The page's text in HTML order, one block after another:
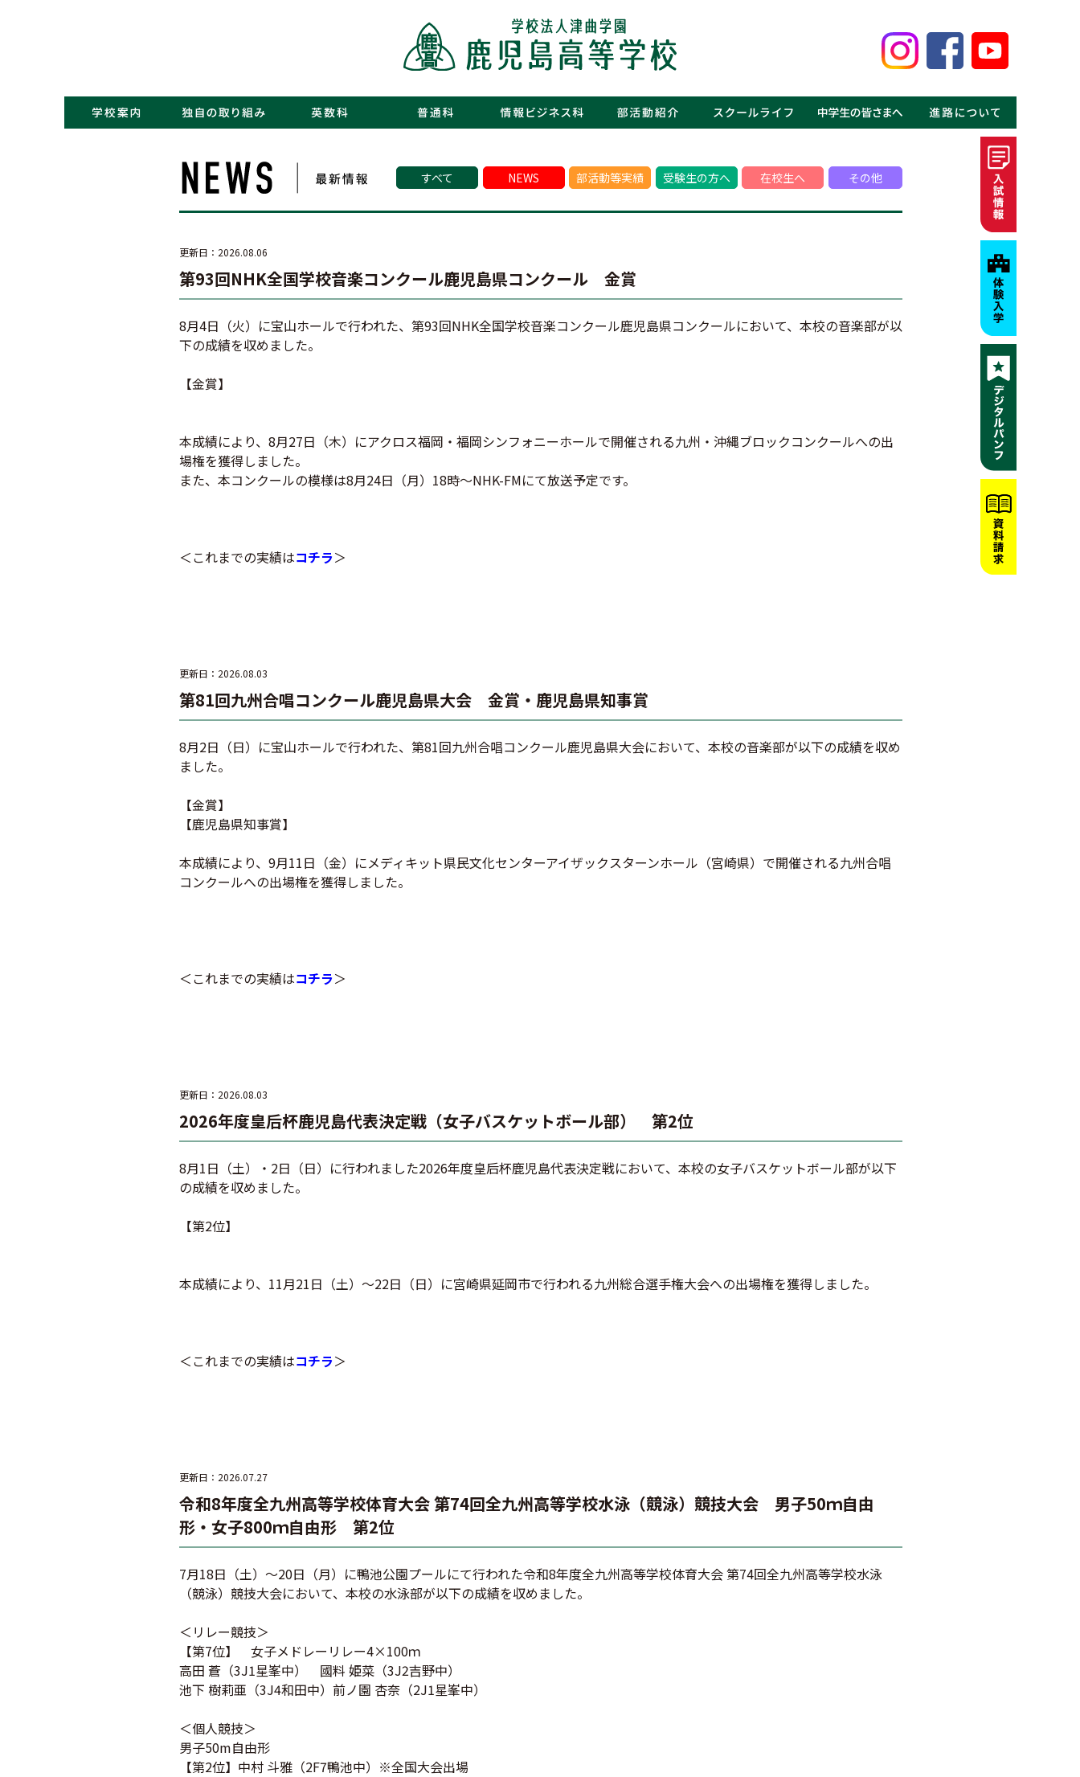
すべて NEWS 部活動等実績 受験生の方へ 在校生へ その他
更新日：2026.08.06
第93回NHK全国学校音楽コンクール鹿児島県コンクール 金賞
8月4日（火）に宝山ホールで行われた、第93回NHK全国学校音楽コンクール鹿児島県コンクールにおいて、本校の音楽部が以
下の成績を収めました。
【金賞】
本成績により、8月27日（木）にアクロス福岡・福岡シンフォニーホールで開催される九州・沖縄ブロックコンクールへの出
場権を獲得しました。
また、本コンクールの模様は8月24日（月）18時～NHK-FMにて放送予定です。
＜これまでの実績はコチラ＞
更新日：2026.08.03
第81回九州合唱コンクール鹿児島県大会 金賞・鹿児島県知事賞
8月2日（日）に宝山ホールで行われた、第81回九州合唱コンクール鹿児島県大会において、本校の音楽部が以下の成績を収め
ました。
【金賞】
【鹿児島県知事賞】
本成績により、9月11日（金）にメディキット県民文化センターアイザックスターンホール（宮崎県）で開催される九州合唱
コンクールへの出場権を獲得しました。
＜これまでの実績はコチラ＞
更新日：2026.08.03
2026年度皇后杯鹿児島代表決定戦（女子バスケットボール部） 第2位
8月1日（土）・2日（日）に行われました2026年度皇后杯鹿児島代表決定戦において、本校の女子バスケットボール部が以下
の成績を収めました。
【第2位】
本成績により、11月21日（土）～22日（日）に宮崎県延岡市で行われる九州総合選手権大会への出場権を獲得しました。
＜これまでの実績はコチラ＞
更新日：2026.07.27
令和8年度全九州高等学校体育大会 第74回全九州高等学校水泳（競泳）競技大会 男子50ｍ自由
形・女子800ｍ自由形 第2位
7月18日（土）～20日（月）に鴨池公園プールにて行われた令和8年度全九州高等学校体育大会 第74回全九州高等学校水泳
（競泳）競技大会において、本校の水泳部が以下の成績を収めました。
＜リレー競技＞
【第7位】 女子メドレーリレー4×100ｍ
高田 蒼（3J1星峯中） 國料 姫菜（3J2吉野中）
池下 樹莉亜（3J4和田中）前ノ園 杏奈（2J1星峯中）
＜個人競技＞
男子50m自由形
【第2位】中村 斗雅（2F7鴨池中）※全国大会出場